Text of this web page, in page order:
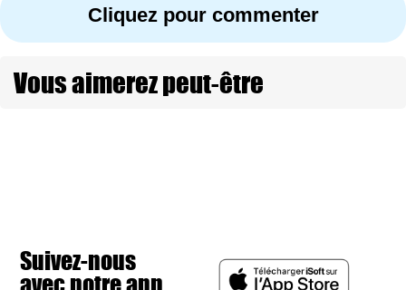
Cliquez pour commenter
Vous aimerez peut-être
Suivez-nous